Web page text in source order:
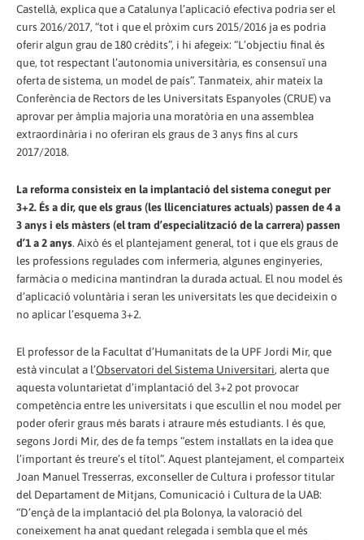
Castellà, explica que a Catalunya l’aplicació efectiva podria ser el
curs 2016/2017, “tot i que el pròxim curs 2015/2016 ja es podria
oferir algun grau de 180 crèdits”, i hi afegeix: “L’objectiu final és
que, tot respectant l’autonomia universitària, es consensuï una
oferta de sistema, un model de país”. Tanmateix, ahir mateix la
Conferència de Rectors de les Universitats Espanyoles (CRUE) va
aprovar per àmplia majoria una moratòria en una assemblea
extraordinària i no oferiran els graus de 3 anys fins al curs
2017/2018.
La reforma consisteix en la implantació del sistema conegut per
3+2. És a dir, que els graus (les llicenciatures actuals) passen de 4 a
3 anys i els màsters (el tram d’especialització de la carrera) passen
d’1 a 2 anys. Això és el plantejament general, tot i que els graus de
les professions regulades com infermeria, algunes enginyeries,
farmàcia o medicina mantindran la durada actual. El nou model és
d’aplicació voluntària i seran les universitats les que decideixin o
no aplicar l’esquema 3+2.
El professor de la Facultat d’Humanitats de la UPF Jordi Mir, que
està vinculat a l’Observatori del Sistema Universitari, alerta que
aquesta voluntarietat d’implantació del 3+2 pot provocar
competència entre les universitats i que escullin el nou model per
poder oferir graus més barats i atraure més estudiants. I és que,
segons Jordi Mir, des de fa temps “estem instal·lats en la idea que
l’important és treure’s el títol”. Aquest plantejament, el comparteix
Joan Manuel Tresserras, exconseller de Cultura i professor titular
del Departament de Mitjans, Comunicació i Cultura de la UAB:
“D’ençà de la implantació del pla Bolonya, la valoració del
coneixement ha anat quedant relegada i sembla que el més